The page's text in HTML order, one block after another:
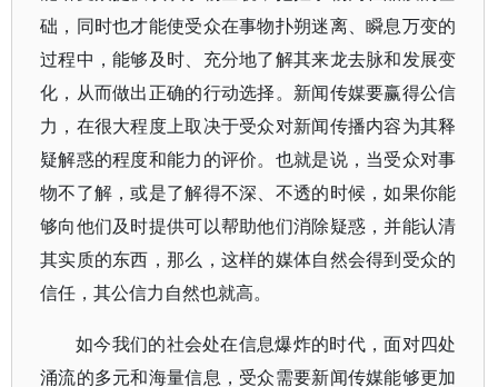
础，同时也才能使受众在事物扑朔迷离、瞬息万变的
过程中，能够及时、充分地了解其来龙去脉和发展变
化，从而做出正确的行动选择。新闻传媒要赢得公信
力，在很大程度上取决于受众对新闻传播内容为其释
疑解惑的程度和能力的评价。也就是说，当受众对事
物不了解，或是了解得不深、不透的时候，如果你能
够向他们及时提供可以帮助他们消除疑惑，并能认清
其实质的东西，那么，这样的媒体自然会得到受众的
信任，其公信力自然也就高。
如今我们的社会处在信息爆炸的时代，面对四处
涌流的多元和海量信息，受众需要新闻传媒能够更加